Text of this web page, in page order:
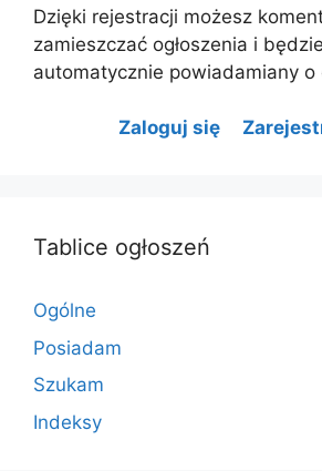
Dzięki rejestracji możesz
zamieszczać ogłoszenia i
automatycznie powiadamiany
Zaloguj się
Tablice ogłoszeń
Ogólne
Posiadam
Szukam
Indeksy